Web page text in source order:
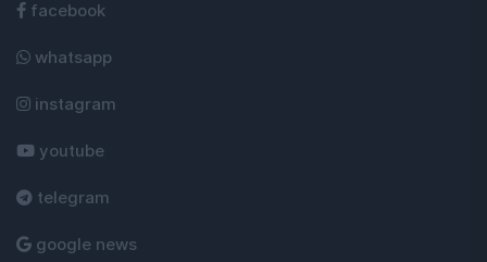
facebook
whatsapp
instagram
youtube
telegram
google news